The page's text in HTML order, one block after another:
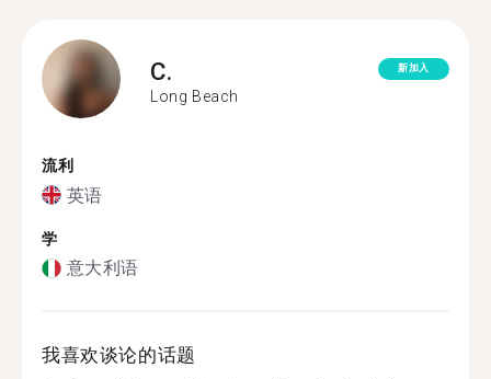
C.
Long Beach
新加入
流利
英语
学
意大利语
我喜欢谈论的话题